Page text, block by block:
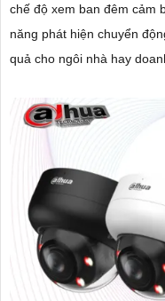
chế độ xem ban đêm cảm
năng phát hiện chuyển
quả cho ngôi nhà hay